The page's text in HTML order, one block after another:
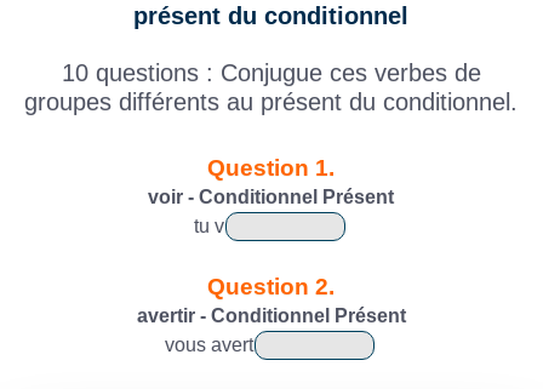
présent du conditionnel
10 questions : Conjugue ces verbes de
groupes différents au présent du conditionnel.
Question 1.
voir - Conditionnel Présent
tuv
Question 2.
avertir - Conditionnel Présent
vousavert